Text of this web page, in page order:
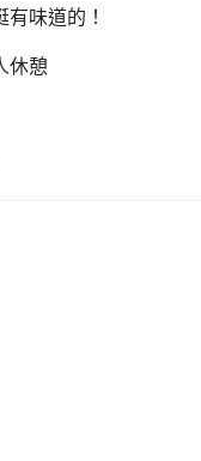
味道的！
休憩